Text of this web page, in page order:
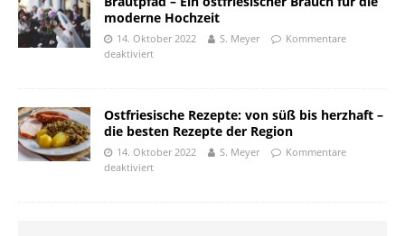
moderne Hochzeit
14. Oktober 2022 S. Meyer
Kommentare
deaktiviert
Ostfriesische Rezepte: von süß bis herzhaft –
die besten Rezepte der Region
14. Oktober 2022 S. Meyer
Kommentare
deaktiviert